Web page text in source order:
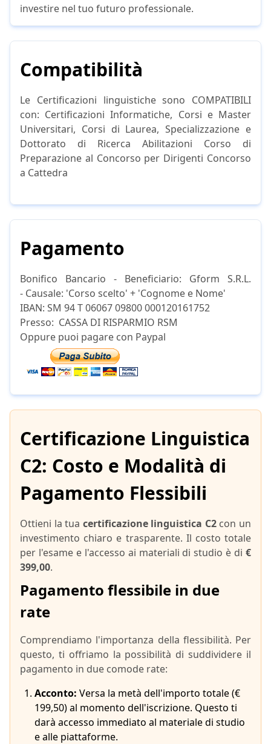
investire nel tuo futuro professionale.
Compatibilità
Le Certificazioni linguistiche sono COMPATIBILI
con: Certificazioni Informatiche, Corsi e Master
Universitari, Corsi di Laurea, Specializzazione e
Dottorato di Ricerca Abilitazioni Corso di
Preparazione al Concorso per Dirigenti Concorso
a Cattedra
Pagamento
Bonifico Bancario - Beneficiario: Gform S.R.L.
- Causale: 'Corso scelto' + 'Cognome e Nome'
IBAN: SM 94 T 06067 09800 000120161752
Presso: CASSA DI RISPARMIO RSM
Oppure puoi pagare con Paypal
Certificazione Linguistica
C2: Costo e Modalità di
Pagamento Flessibili
Ottieni la tua certificazione linguistica C2con un
investimento chiaro e trasparente. Il costo totale
per l'esame e l'accesso ai materiali di studio è di €
399,00.
Pagamento flessibile in due
rate
Comprendiamo l'importanza della flessibilità. Per
questo, ti offriamo la possibilità di suddividere il
pagamento in due comode rate:
Acconto: Versa la metà dell'importo totale (€
199,50) al momento dell'iscrizione. Questo ti
darà accesso immediato al materiale di studio
e alle piattaforme.